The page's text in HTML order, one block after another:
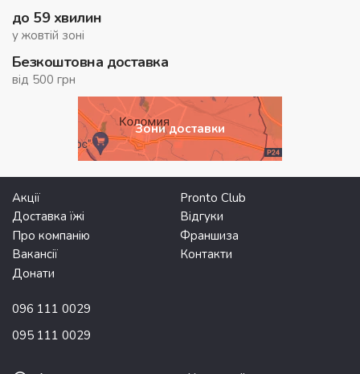
до 59 хвилин
у жовтій зоні
Безкоштовна доставка
від 500 грн
Зони доставки
Акції
Pronto Club
Доставка їжі
Відгуки
Про компанію
Франшиза
Вакансії
Контакти
Донати
096 111 0029
095 111 0029